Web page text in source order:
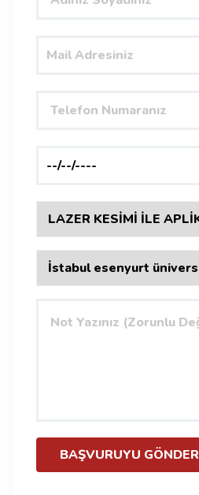
BAŞVURUYU GÖNDER